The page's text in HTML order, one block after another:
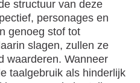
structuur van deze
personages en
genoeg stof tot
slagen, zullen ze
waarderen. Wanneer
taalgebruik als hinderlijk